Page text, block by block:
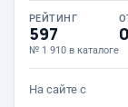
РЕЙТИНГ
597
№ 1 910 в каталоге
0
На сайте с